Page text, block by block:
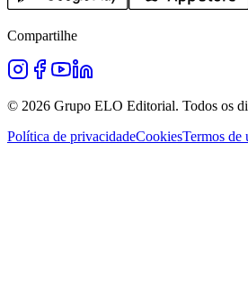
Compartilhe
© 2026 Grupo ELO Editorial. Todos os
Política de privacidadeCookiesTermos de